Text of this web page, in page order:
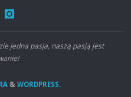
jedna pasja, naszą pasją jest
& WORDPRESS.